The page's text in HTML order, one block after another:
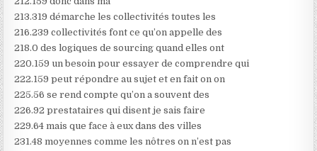
213.319 démarche les collectivités toutes les
216.239 collectivités font ce qu’on appelle des
218.0 des logiques de sourcing quand elles ont
220.159 un besoin pour essayer de comprendre qui
222.159 peut répondre au sujet et en fait on on
225.56 se rend compte qu’on a souvent des
226.92 prestataires qui disent je sais faire
229.64 mais que face à eux dans des villes
231.48 moyennes comme les nôtres on n’est pas